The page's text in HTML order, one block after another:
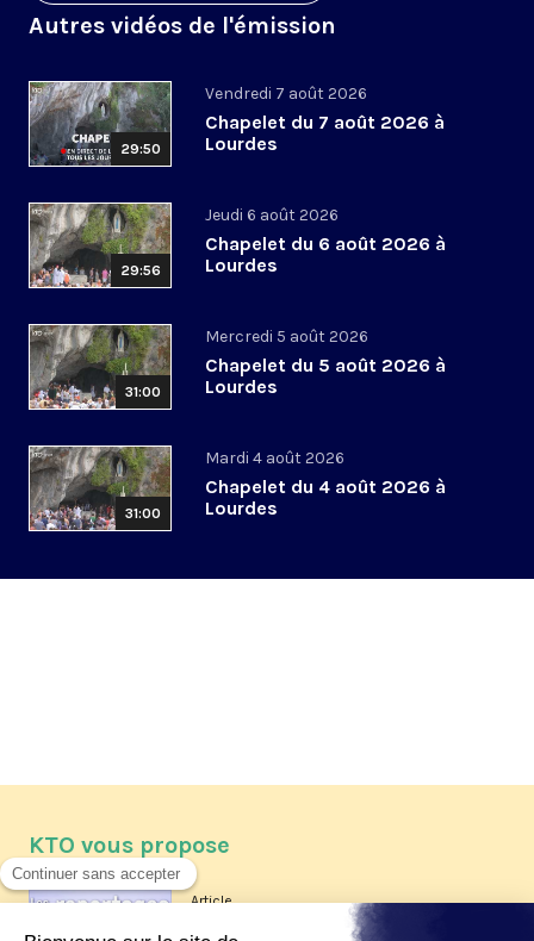
Autres vidéos de l'émission
29:50
Vendredi 7 août 2026
Chapelet du 7 août 2026 à
Lourdes
29:56
Jeudi 6 août 2026
Chapelet du 6 août 2026 à
Lourdes
31:00
Mercredi 5 août 2026
Chapelet du 5 août 2026 à
Lourdes
31:00
Mardi 4 août 2026
Chapelet du 4 août 2026 à
Lourdes
KTO vous propose
Article
Les reportages d'été 2026 de KTO